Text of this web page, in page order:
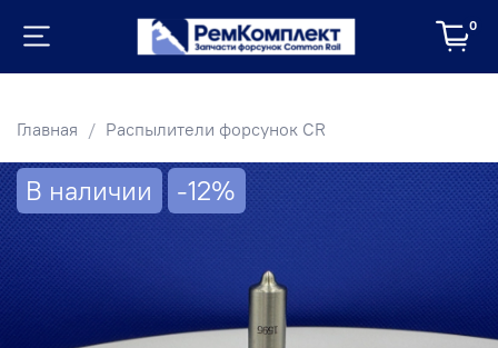
0
Главная Распылители форсунок CR
В наличии -12%